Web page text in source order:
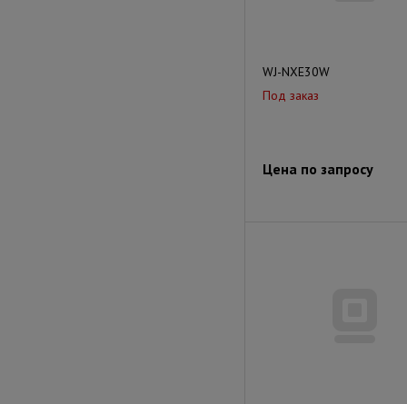
WJ-NXE30W
Под заказ
Цена по запросу